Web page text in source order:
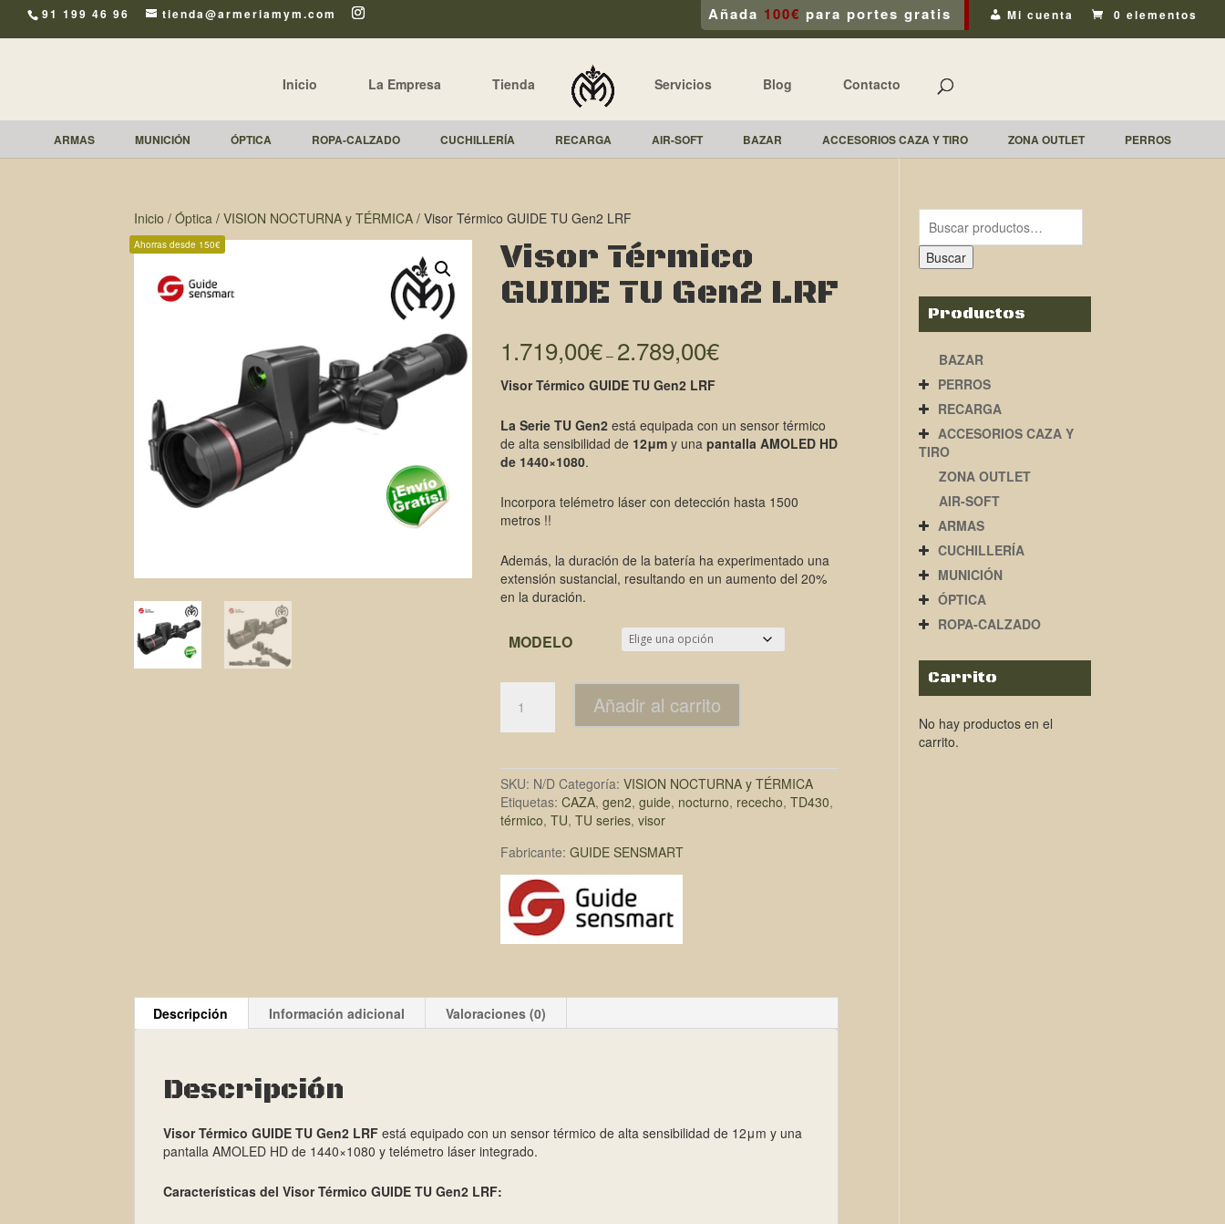
91 199 46 96 tienda@armeriamym.com Añada 100€ para portes gratis Mi cuenta 0 elementos
Inicio La Empresa Tienda Servicios Blog Contacto
ARMAS MUNICIÓN ÓPTICA ROPA-CALZADO CUCHILLERÍA RECARGA AIR-SOFT BAZAR ACCESORIOS CAZA Y TIRO ZONA OUTLET PERROS
Inicio / Óptica / VISION NOCTURNA y TÉRMICA / Visor Térmico GUIDE TU Gen2 LRF
Ahorras desde 150€
Visor Térmico
GUIDE TU Gen2 LRF
1.719,00€ – 2.789,00€
Visor Térmico GUIDE TU Gen2 LRF
La Serie TU Gen2 está equipada con un sensor térmico
de alta sensibilidad de 12μm y una pantalla AMOLED HD
de 1440×1080.
Incorpora telémetro láser con detección hasta 1500
metros !!
Además, la duración de la batería ha experimentado una
extensión sustancial, resultando en un aumento del 20%
en la duración.
MODELO
Añadir al carrito
SKU: N/D Categoría: VISION NOCTURNA y TÉRMICA
Etiquetas: CAZA, gen2, guide, nocturno, rececho, TD430,
térmico, TU, TU series, visor
Fabricante: GUIDE SENSMART
Descripción Información adicional Valoraciones (0)
Descripción
Visor Térmico GUIDE TU Gen2 LRF está equipado con un sensor térmico de alta sensibilidad de 12μm y una
pantalla AMOLED HD de 1440×1080 y telémetro láser integrado.
Características del Visor Térmico GUIDE TU Gen2 LRF:
Buscar
Productos
BAZAR
PERROS
RECARGA
ACCESORIOS CAZA Y
TIRO
ZONA OUTLET
AIR-SOFT
ARMAS
CUCHILLERÍA
MUNICIÓN
ÓPTICA
ROPA-CALZADO
Carrito
No hay productos en el
carrito.